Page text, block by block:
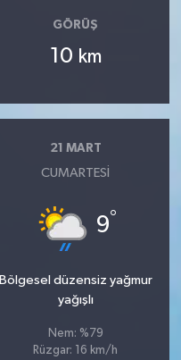
GÖRÜŞ
10 km
21 MART
CUMARTESI
9°
Bölgesel düzensiz yağmur
yağışlı
Nem: %79
Rüzgar: 16 km/h